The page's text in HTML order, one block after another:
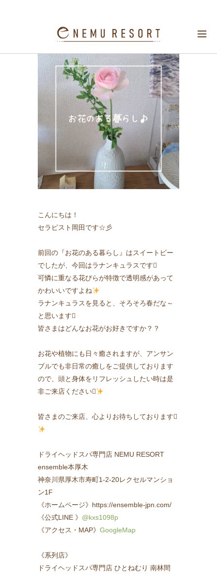
お花のある暮らし♪
こんにちは！
セラピスト岡田です☆彡
前回の『お花のある暮らし』はスイートピー
でしたが、今回はラナンキュラスです
可憐に重なる花びらが特徴で透明感があって
かわいいですよね
ラナンキュラスを見ると、そろそろ春だな～
と思います
皆さまはどんなお花がお好きですか？？
お花や植物にも日々癒されますが、アンサン
ブルでも非日常の癒しをご提供しております
ので、頭と身体をリフレッシュしたい時は是
非ご来店ください
皆さまのご来店、心よりお待ちしております
ドライヘッドスパ専門店 NEMU RESORT
ensemble本厚木
神奈川県厚木市寿町1-2-20レクセルマンショ
ン1F
《ホームページ》https://ensemble-jpn.com/
《公式LINE 》 @kxs1098p
《アクセス・MAP》GoogleMap
《系列店》
ドライヘッドスパ専門店 ひとねむり 南林間